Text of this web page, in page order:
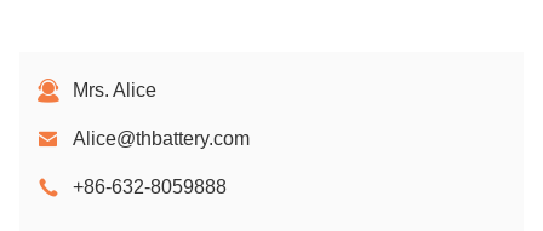
Mrs. Alice
Alice@thbattery.com
+86-632-8059888